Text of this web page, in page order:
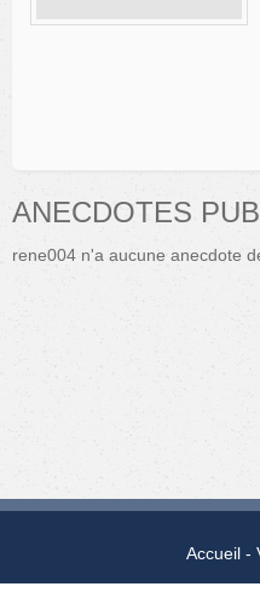
ANECDOTES
rene004 n'a aucune anecdote
Accueil